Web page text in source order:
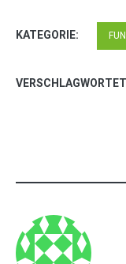
KATEGORIE: